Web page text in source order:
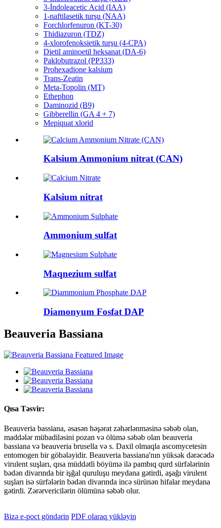
3-İndoleacetic Acid (IAA)
1-naftilasetik turşu (NAA)
Forchlorfenuron (KT-30)
Thidiazuron (TDZ)
4-xlorofenoksietik turşu (4-CPA)
Dietil aminoetil heksanat (DA-6)
Paklobutrazol (PP333)
Prohexadione kalsium
Trans-Zeatin
Meta-Topolin (MT)
Ethephon
Daminozid (B9)
Gibberellin (GA 4 + 7)
Mepiquat xlorid
Kalsium Ammonium nitrat (CAN)
Kalsium nitrat
Ammonium sulfat
Maqnezium sulfat
Diamonyum Fosfat DAP
Beauveria Bassiana
Qısa Təsvir:
Beauveria bassiana, əsasən həşərat zəhərlənməsinə səbəb olan,
maddələr mübadiləsini pozan və ölümə səbəb olan beauveria
bassiana və beauveria brusella və s. Daxil olmaqla ascomycetesin
entomogen bir göbələyidir. Beauveria bassiana'nın yüksək dərəcədə
virulent suşları, qısa müddətli böyümə ilə pambıq qurd sürfələrinin
bədən divarında bir işğal quruluşu meydana gətirdi, aşağı virulent
suşları isə sürfələrin bədən divarında incə sürünən hifalar meydana
gətirdi. Zərərvericilərin ölümünə səbəb olur.
Bizə e-poçt göndərin PDF olaraq yükləyin